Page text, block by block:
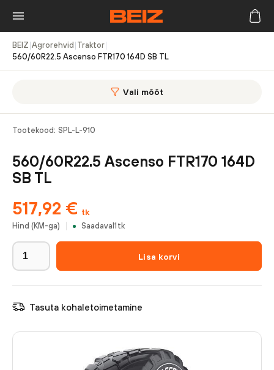
BEIZ Agrorehvid Traktor
560/60R22.5 Ascenso FTR170 164D SB TL
Vali mõõt
Tootekood: SPL-L-910
560/60R22.5 Ascenso FTR170 164D
SB TL
517,92 € tk
Hind (KM-ga) Saadaval 1 tk
Lisa korvi
Tasuta kohaletoimetamine